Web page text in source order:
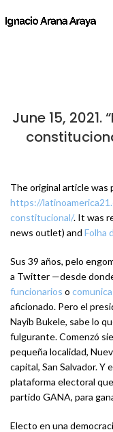
June 15,
The original article was
https://
constitucional/. It was
news outlet) and Folha
Sus 39 años, pelo
a Twitter —desde
funcionarios o
aficionado. Pero el
Nayib Bukele, sabe lo
fulgurante. Comenzó
pequeña localidad,
capital, San Salvador. Y
plataforma electoral
partido GANA, para
Electo en una